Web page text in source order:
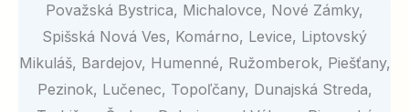
Považská Bystrica, Michalovce, Nové Zámky,
Spišská Nová Ves, Komárno, Levice, Liptovský
Mikuláš, Bardejov, Humenné, Ružomberok, Piešťany,
Pezinok, Lučenec, Topoľčany, Dunajská Streda,